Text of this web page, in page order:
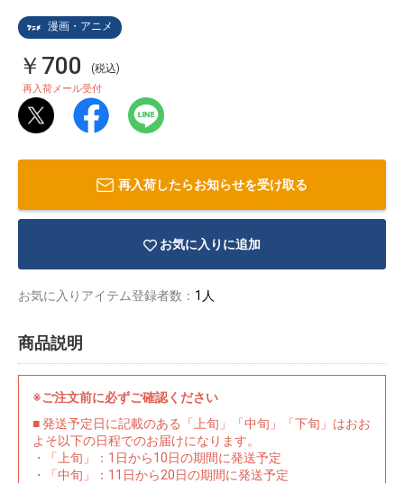
漫画・アニメ
￥700 (税込)
再入荷メール受付
再入荷したらお知らせを受け取る
お気に入りに追加
お気に入りアイテム登録者数： 1人
商品説明
※ご注文前に必ずご確認ください
■ 発送予定日に記載のある「上旬」「中旬」「下旬」はおお
よそ以下の日程でのお届けになります。
・「上旬」：1日から10日の期間に発送予定
・「中旬」：11日から20日の期間に発送予定